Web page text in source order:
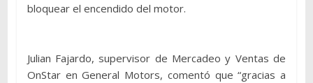
bloquear el encendido del motor.
Julian Fajardo, supervisor de Mercadeo y Ventas de
OnStar en General Motors, comentó que “gracias a